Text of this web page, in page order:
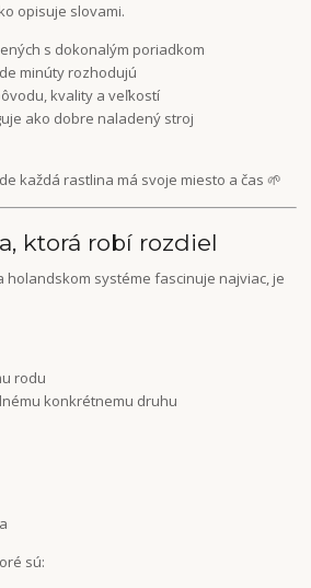
opisuje slovami.
s dokonalým poriadkom
minúty rozhodujú
kvality a veľkostí
ako dobre naladený stroj
každá rastlina má svoje miesto a čas 🌱
ktorá robí rozdiel
holandskom systéme fascinuje najviac, je
rodu
konkrétnemu druhu
sú: